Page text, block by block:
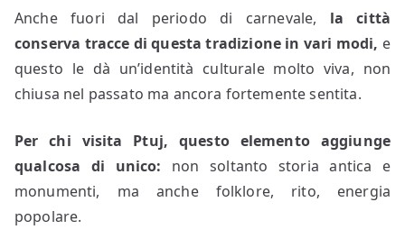
Anche fuori dal periodo di carnevale, la città
conserva tracce di questa tradizione in vari modi, e
questo le dà un’identità culturale molto viva, non
chiusa nel passato ma ancora fortemente sentita.
Per chi visita Ptuj, questo elemento aggiunge
qualcosa di unico: non soltanto storia antica e
monumenti, ma anche folklore, rito, energia
popolare.